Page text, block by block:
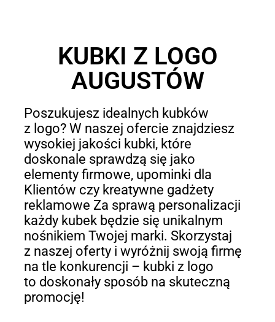
KUBKI Z LOGO
AUGUSTÓW
Poszukujesz idealnych kubków
z logo? W naszej ofercie znajdziesz
wysokiej jakości kubki, które
doskonale sprawdzą się jako
elementy firmowe, upominki dla
Klientów czy kreatywne gadżety
reklamowe Za sprawą personalizacji
każdy kubek będzie się unikalnym
nośnikiem Twojej marki. Skorzystaj
z naszej oferty i wyróżnij swoją firmę
na tle konkurencji – kubki z logo
to doskonały sposób na skuteczną
promocję!